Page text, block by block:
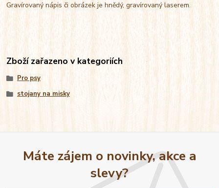
Gravírovaný nápis či obrázek je hnědý, gravírovaný laserem.
Zboží zařazeno v kategoriích
Pro psy
stojany na misky
Máte zájem o novinky, akce a
slevy?